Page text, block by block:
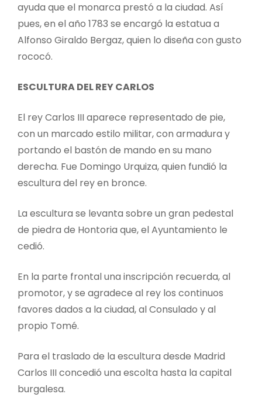
ayuda que el monarca prestó a la ciudad. Así
pues, en el año 1783 se encargó la estatua a
Alfonso Giraldo Bergaz, quien lo diseña con gusto
rococó.
ESCULTURA DEL REY CARLOS
El rey Carlos III aparece representado de pie,
con un marcado estilo militar, con armadura y
portando el bastón de mando en su mano
derecha. Fue Domingo Urquiza, quien fundió la
escultura del rey en bronce.
La escultura se levanta sobre un gran pedestal
de piedra de Hontoria que, el Ayuntamiento le
cedió.
En la parte frontal una inscripción recuerda, al
promotor, y se agradece al rey los continuos
favores dados a la ciudad, al Consulado y al
propio Tomé.
Para el traslado de la escultura desde Madrid
Carlos III concedió una escolta hasta la capital
burgalesa.